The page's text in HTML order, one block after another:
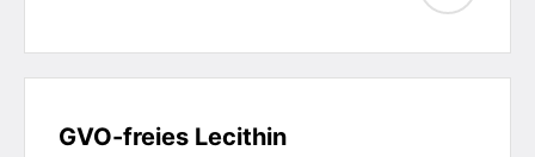
GVO-freies Lecithin